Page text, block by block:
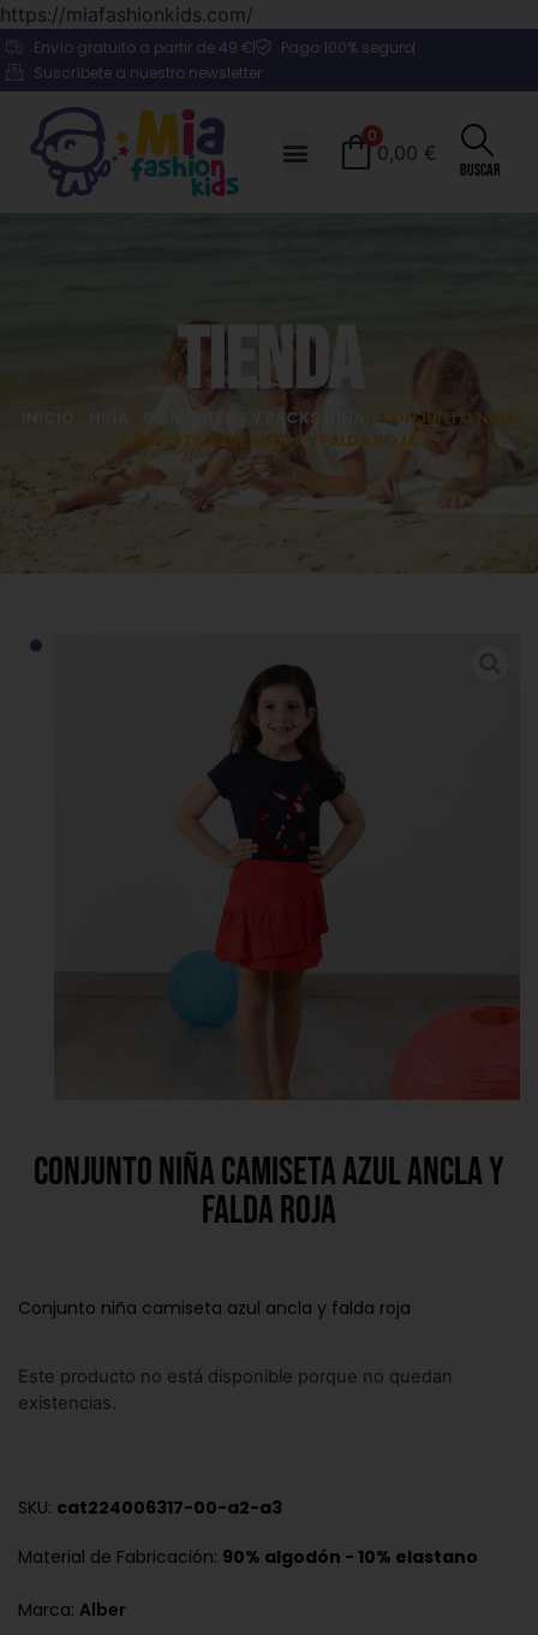
https://miafashionkids.com/
Envío gratuito a partir de 49 €
Pago 100% seguro
Suscríbete a nuestro newsletter
0
0,00 €
Buscar
Tienda
/ / CONJUNTOS Y PACKS NIÑA
/ CONJUNTO NIÑA
CAMISETA AZUL ANCLA Y FALDA ROJA
Conjunto niña camiseta azul ancla y
falda roja
Conjunto niña camiseta azul ancla y falda roja
Este producto no está disponible porque no quedan
existencias.
SKU: cat224006317-00-a2-a3
Material de Fabricación: 90% algodón - 10% elastano
Marca: Alber